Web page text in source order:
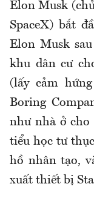
Elon Musk
SpaceX) bắt
Elon Musk
khu dân cư
(lấy cảm
Boring
như nhà ở cho
tiểu học tư
hồ nhân tạo,
xuất thiết bị